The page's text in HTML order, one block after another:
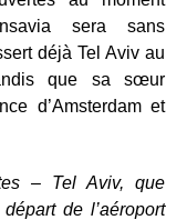
sera sans
déjà Tel Aviv au
que sa sœur
d’Amsterdam et
– Tel Aviv, que
de l’aéroport